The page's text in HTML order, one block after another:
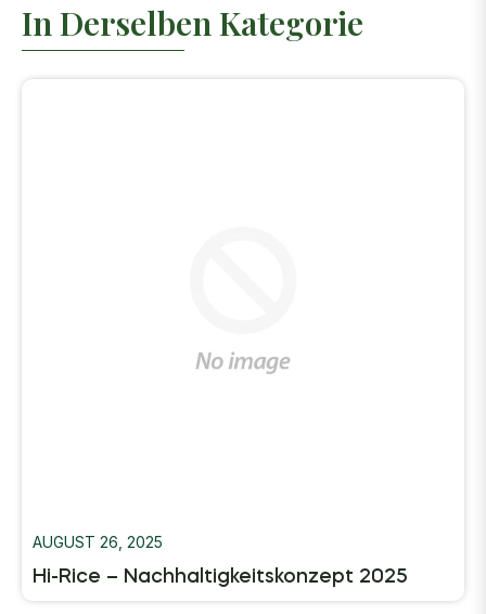
In Derselben Kategorie
AUGUST 26, 2025
Hi-Rice – Nachhaltigkeitskonzept 2025